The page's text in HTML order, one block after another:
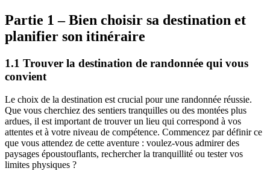
Partie 1 – Bien choisir sa destination et
planifier son itinéraire
1.1 Trouver la destination de randonnée qui vous
convient
Le choix de la destination est crucial pour une randonnée réussie.
Que vous cherchiez des sentiers tranquilles ou des montées plus
ardues, il est important de trouver un lieu qui correspond à vos
attentes et à votre niveau de compétence. Commencez par définir ce
que vous attendez de cette aventure : voulez-vous admirer des
paysages époustouflants, rechercher la tranquillité ou tester vos
limites physiques ?